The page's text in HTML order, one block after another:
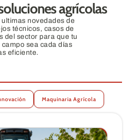
agrícolas
novedades de
técnicos, casos de
del sector para que tu
sea cada días
eficiente.
Maquinaria Agrícola